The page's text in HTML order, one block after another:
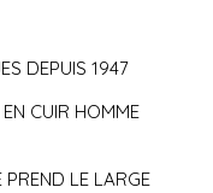
DEPUIS 1947
CUIR HOMME
PREND LE LARGE